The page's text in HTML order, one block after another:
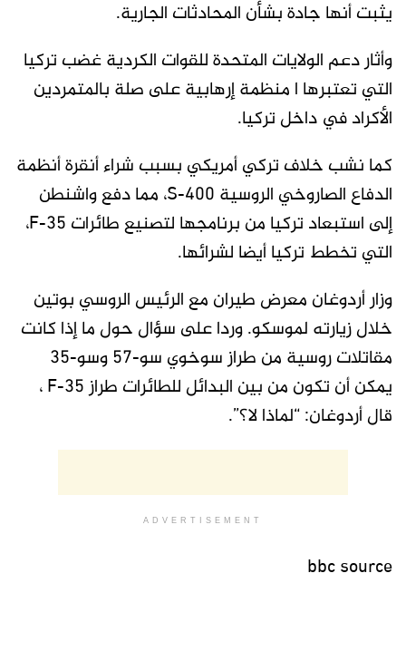
يثبت أنها جادة بشأن المحادثات الجارية.
وأثار دعم الولايات المتحدة للقوات الكردية غضب تركيا
التي تعتبرها ا منظمة إرهابية على صلة بالمتمردين
الأكراد في داخل تركيا.
كما نشب خلاف تركي أمريكي بسبب شراء أنقرة أنظمة
الدفاع الصاروخي الروسية S-400، مما دفع واشنطن
إلى استبعاد تركيا من برنامجها لتصنيع طائرات F-35،
التي تخطط تركيا أيضا لشرائها.
وزار أردوغان معرض طيران مع الرئيس الروسي بوتين
خلال زيارته لموسكو. وردا على سؤال حول ما إذا كانت
مقاتلات روسية من طراز سوخوي سو-57 وسو-35
يمكن أن تكون من بين البدائل للطائرات طراز F-35 ،
قال أردوغان: “لماذا لا؟”.
ADVERTISEMENT
bbc source